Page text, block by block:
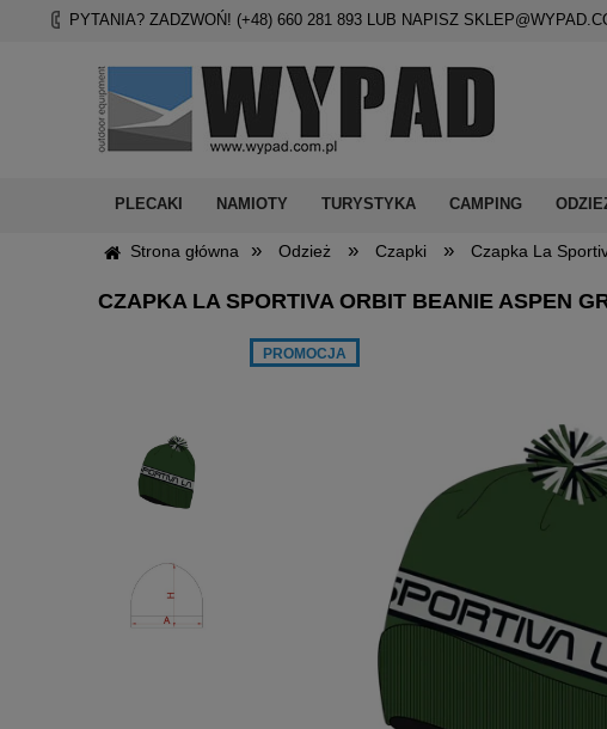
PYTANIA? ZADZWOŃ! (+48) 660 281 893 LUB NAPISZ
PLECAKI NAMIOTY TURYSTYKA CAMPING
Strona główna » Odzież » Czapki » Czapka La
CZAPKA LA SPORTIVA ORBIT BEANIE ASPEN
PROMOCJA